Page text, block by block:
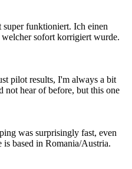
super funktioniert. Ich einen
sofort korrigiert wurde.
pilot results, I'm always a bit
not hear of before, but this one
was surprisingly fast, even
is based in Romania/Austria.